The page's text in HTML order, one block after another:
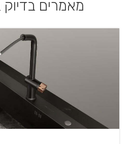
מאמרים